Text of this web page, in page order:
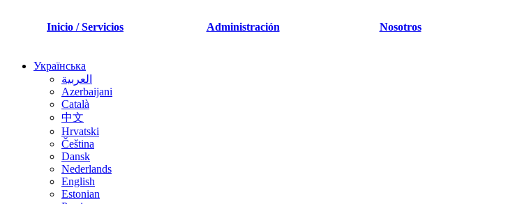
Inicio / Servicios Administración Nosotros
Українська
العربية
Azerbaijani
Català
中文
Hrvatski
Čeština
Dansk
Nederlands
English
Estonian